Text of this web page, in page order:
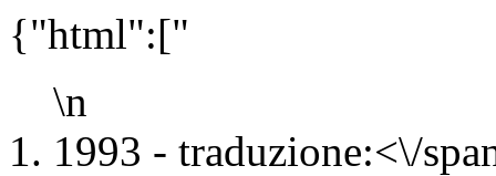
{"html":["
\n
1993 - traduzione:<\/